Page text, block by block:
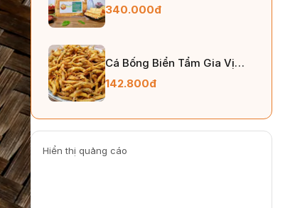
340.000đ
Cá Bống Biển Tẩm Gia Vị
250gr
142.800đ
Hiển thị quảng cáo